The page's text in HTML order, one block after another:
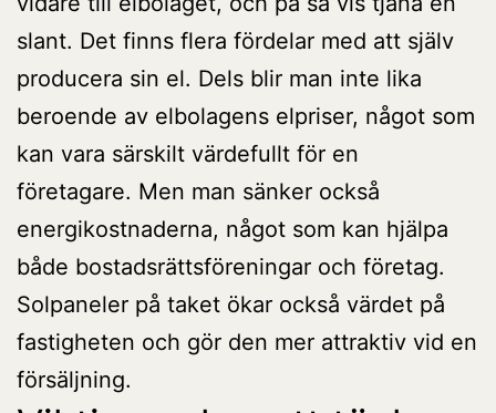
slant. Det finns flera fördelar med att själv
producera sin el. Dels blir man inte lika
beroende av elbolagens elpriser, något som
kan vara särskilt värdefullt för en
företagare. Men man sänker också
energikostnaderna, något som kan hjälpa
både bostadsrättsföreningar och företag.
Solpaneler på taket ökar också värdet på
fastigheten och gör den mer attraktiv vid en
försäljning.